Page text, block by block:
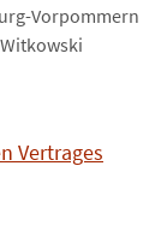
Vorpommern
Vertrages